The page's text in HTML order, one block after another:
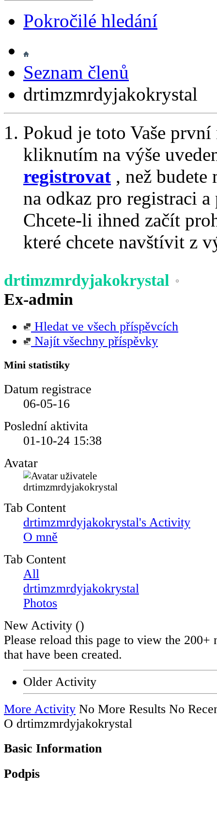
Pokročilé hledání
Seznam členů
drtimzmrdyjakokrystal
Pokud je toto Vaše
kliknutím na výše
registrovat , než
na odkaz pro registraci
Chcete-li ihned začít
které chcete navštívit z
drtimzmrdyjakokrystal
Ex-admin
Hledat ve všech příspěvcích
Najít všechny příspěvky
Mini statistiky
Datum registrace
06-05-16
Poslední aktivita
01-10-24 15:38
Avatar
Tab Content
drtimzmrdyjakokrystal's Activity
O mně
Tab Content
All
drtimzmrdyjakokrystal
Photos
New Activity ()
Please reload this page to view the
that have been created.
Older Activity
More Activity No More Results No
O drtimzmrdyjakokrystal
Basic Information
Podpis